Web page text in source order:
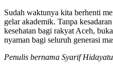
Sudah waktunya kita berhenti
gelar akademik. Tanpa
kesehatan bagi rakyat Aceh,
nyaman bagi seluruh generasi
Penulis bernama Syarif